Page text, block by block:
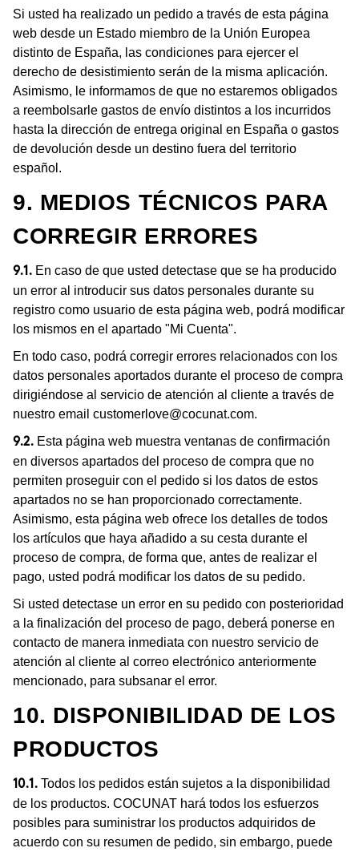
Si usted ha realizado un pedido a través de esta página
web desde un Estado miembro de la Unión Europea
distinto de España, las condiciones para ejercer el
derecho de desistimiento serán de la misma aplicación.
Asimismo, le informamos de que no estaremos obligados
a reembolsarle gastos de envío distintos a los incurridos
hasta la dirección de entrega original en España o gastos
de devolución desde un destino fuera del territorio
español.
9. MEDIOS TÉCNICOS PARA
CORREGIR ERRORES
9.1. En caso de que usted detectase que se ha producido
un error al introducir sus datos personales durante su
registro como usuario de esta página web, podrá modificar
los mismos en el apartado "Mi Cuenta".
En todo caso, podrá corregir errores relacionados con los
datos personales aportados durante el proceso de compra
dirigiéndose al servicio de atención al cliente a través de
nuestro email customerlove@cocunat.com.
9.2. Esta página web muestra ventanas de confirmación
en diversos apartados del proceso de compra que no
permiten proseguir con el pedido si los datos de estos
apartados no se han proporcionado correctamente.
Asimismo, esta página web ofrece los detalles de todos
los artículos que haya añadido a su cesta durante el
proceso de compra, de forma que, antes de realizar el
pago, usted podrá modificar los datos de su pedido.
Si usted detectase un error en su pedido con posterioridad
a la finalización del proceso de pago, deberá ponerse en
contacto de manera inmediata con nuestro servicio de
atención al cliente al correo electrónico anteriormente
mencionado, para subsanar el error.
10. DISPONIBILIDAD DE LOS
PRODUCTOS
10.1. Todos los pedidos están sujetos a la disponibilidad
de los productos. COCUNAT hará todos los esfuerzos
posibles para suministrar los productos adquiridos de
acuerdo con su resumen de pedido, sin embargo, puede